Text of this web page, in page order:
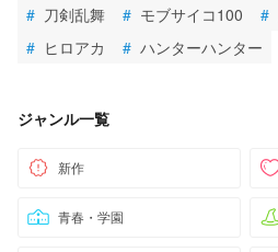
# 刀剣乱舞 # モブサイコ100 #
# ヒロアカ # ハンターハンター
ジャンル一覧
新作
青春・学園